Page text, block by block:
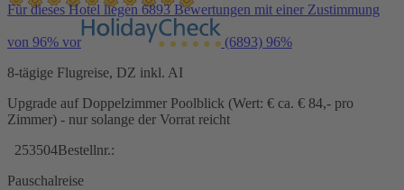
Für dieses Hotel liegen 6893 Bewertungen mit einer Zustimmung
von 96% vor (6893) 96%
8-tägige Flugreise, DZ inkl. AI
Upgrade auf Doppelzimmer Poolblick (Wert: € ca. € 84,- pro
Zimmer) - nur solange der Vorrat reicht
253504Bestellnr.:
Pauschalreise